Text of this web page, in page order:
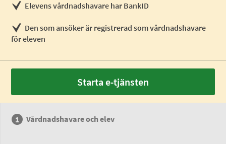
Elevens vårdnadshavare har BankID
Den som ansöker är registrerad som vårdnadshavare
för eleven
Starta e-tjänsten
Vårdnadshavare och elev